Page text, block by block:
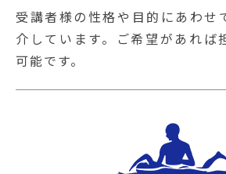
受講者様の性格や目的にあわせ
介しています。ご希望があれば
可能です。